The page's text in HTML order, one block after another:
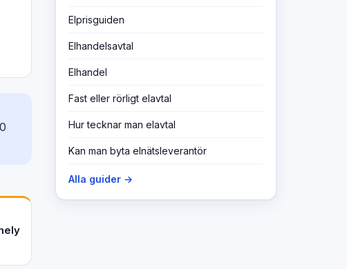
Elprisguiden
Elhandelsavtal
Elhandel
Fast eller rörligt elavtal
Hur tecknar man elavtal
Kan man byta elnätsleverantör
Alla guider →